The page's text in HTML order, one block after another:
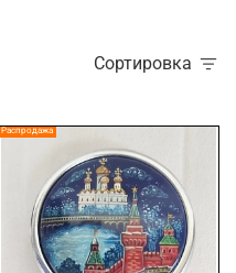
Сортировка
Распродажа